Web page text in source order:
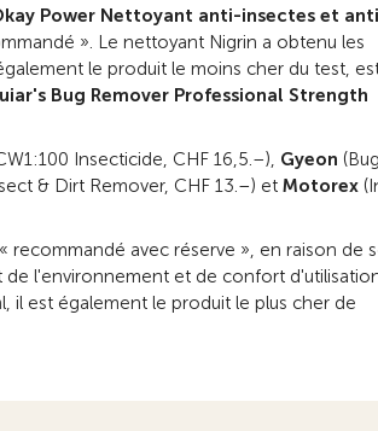
Power Nettoyant anti-insectes et
». Le nettoyant Nigrin a obtenu les
le produit le moins cher du test,
Bug Remover Professional Strength
Insecticide, CHF 16,5.–), Gyeon
& Dirt Remover, CHF 13.–) et Motorex
avec réserve », en raison de
l'environnement et de confort
il est également le produit le plus cher de